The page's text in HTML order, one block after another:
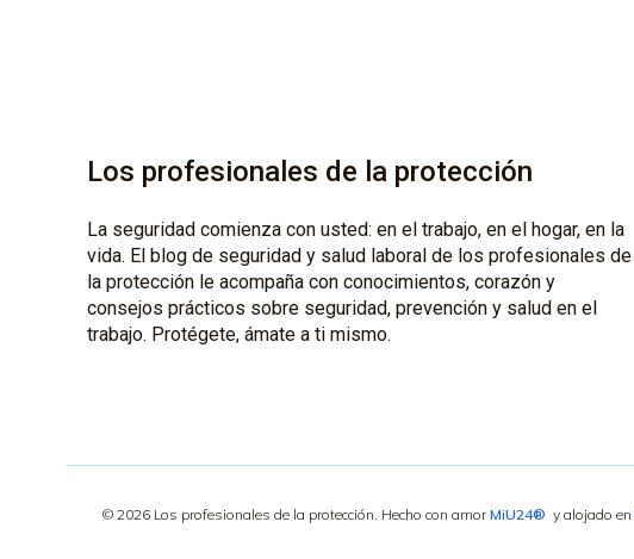
Los profesionales de la protección
La seguridad comienza con usted: en el trabajo, en el hogar, en la
vida. El blog de seguridad y salud laboral de los profesionales de
la protección le acompaña con conocimientos, corazón y
consejos prácticos sobre seguridad, prevención y salud en el
trabajo. Protégete, ámate a ti mismo.
© 2026 Los profesionales de la protección. Hecho con amorMiU24® y alojado en